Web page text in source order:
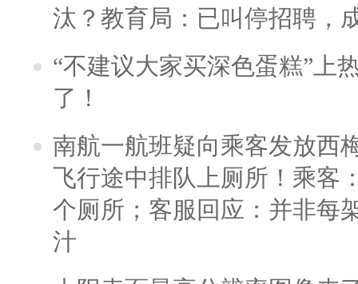
汰？教育局：已叫停招聘，
“不建议大家买深色蛋糕”上
了！
南航一航班疑向乘客发放西
飞行途中排队上厕所！乘客
个厕所；客服回应：并非每
汁